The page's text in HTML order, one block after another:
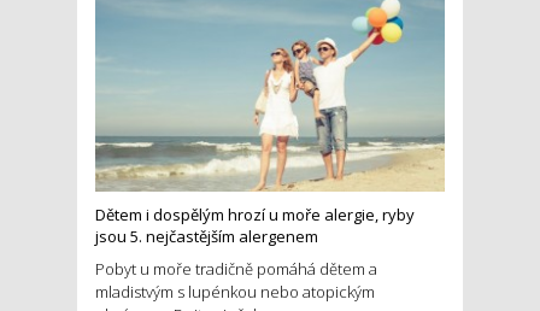
Dětem i dospělým hrozí u moře alergie, ryby
jsou 5. nejčastějším alergenem
Pobyt u moře tradičně pomáhá dětem a
mladistvým s lupénkou nebo atopickým